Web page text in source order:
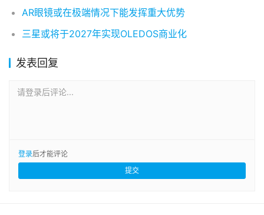
AR眼镜或在极端情况下能发挥重大优势
三星或将于2027年实现OLEDOS商业化
发表回复
请登录后评论...
登录后才能评论
提交